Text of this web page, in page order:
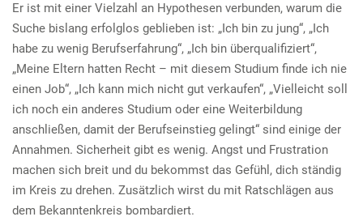
Er ist mit einer Vielzahl an Hypothesen verbunden, warum die
Suche bislang erfolglos geblieben ist: „Ich bin zu jung“, „Ich
habe zu wenig Berufserfahrung“, „Ich bin überqualifiziert“,
„Meine Eltern hatten Recht – mit diesem Studium finde ich nie
einen Job“, „Ich kann mich nicht gut verkaufen“, „Vielleicht soll
ich noch ein anderes Studium oder eine Weiterbildung
anschließen, damit der Berufseinstieg gelingt“ sind einige der
Annahmen. Sicherheit gibt es wenig. Angst und Frustration
machen sich breit und du bekommst das Gefühl, dich ständig
im Kreis zu drehen. Zusätzlich wirst du mit Ratschlägen aus
dem Bekanntenkreis bombardiert.